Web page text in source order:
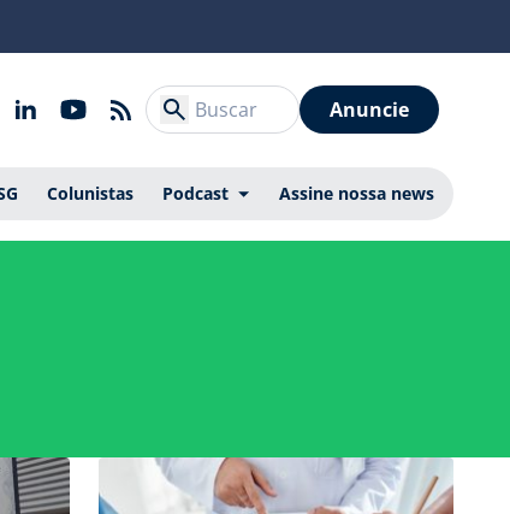
Anuncie
Colunistas Podcast Assine nossa news